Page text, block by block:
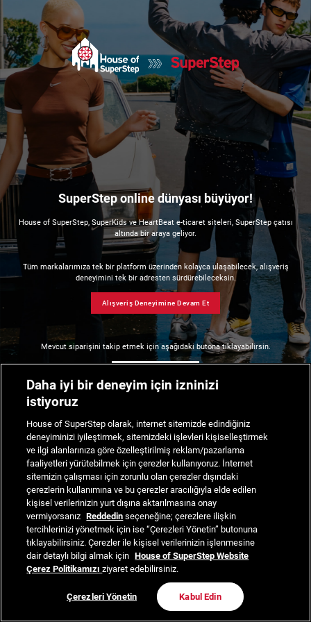
SuperStep online dünyası büyüyor!
House of SuperStep, SuperKids ve HeartBeat e-ticaret siteleri, SuperStep çatısı
altında bir araya geliyor.
Tüm markalarımıza tek bir platform üzerinden kolayca ulaşabilecek, alışveriş
deneyimini tek bir adresten sürdürebileceksin.
Alışveriş Deneyimine Devam Et
Mevcut siparişini takip etmek için aşağıdaki butona tıklayabilirsin.
Daha iyi bir deneyim için izninizi
istiyoruz
House of SuperStep olarak, internet sitemizde edindiğiniz
deneyiminizi iyileştirmek, sitemizdeki işlevleri kişiselleştirmek
ve ilgi alanlarınıza göre özelleştirilmiş reklam/pazarlama
faaliyetleri yürütebilmek için çerezler kullanıyoruz. İnternet
sitemizin çalışması için zorunlu olan çerezler dışındaki
çerezlerin kullanımına ve bu çerezler aracılığıyla elde edilen
kişisel verilerinizin yurt dışına aktarılmasına onay
vermiyorsanız Reddedin seçeneğine; çerezlere ilişkin
tercihlerinizi yönetmek için ise “Çerezleri Yönetin” butonuna
tıklayabilirsiniz. Çerezler ile kişisel verilerinizin işlenmesine
dair detaylı bilgi almak için House of SuperStep Website
Çerez Politikamızıziyaret edebilirsiniz.
Çerezleri Yönetin Kabul Edin